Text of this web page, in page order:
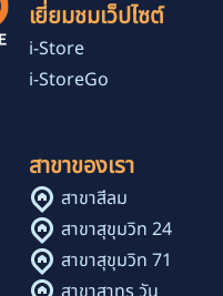
เยี่ยมชมเว็ปไซต์
i-Store
i-StoreGo
สาขาของเรา
สาขาสีลม
สาขาสุขุมวิท 24
สาขาสุขุมวิท 71